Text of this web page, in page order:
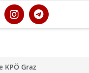
KPÖ Graz